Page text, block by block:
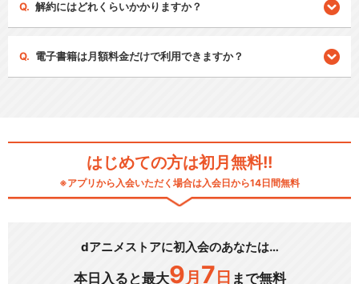
解約にはどれくらいかかりますか？
電子書籍は月額料金だけで利用できますか？
はじめての方は初月無料!!
※アプリから入会いただく場合は入会日から14日間無料
dアニメストアに初入会のあなたは…
本日入ると最大9 月 7 日 まで無料